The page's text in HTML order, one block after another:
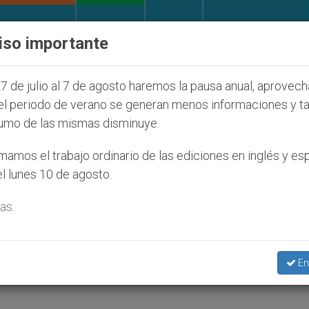
de colonos judíos que afecta a cristianos (y no
del cardenal
ha muerto a los 96 años
importante
de julio al 7 de agosto haremos la pausa anual,
periodo de verano se generan menos informaciones y
de las mismas disminuye.
el trabajo ordinario de las ediciones en inglés y
lunes 10 de agosto.